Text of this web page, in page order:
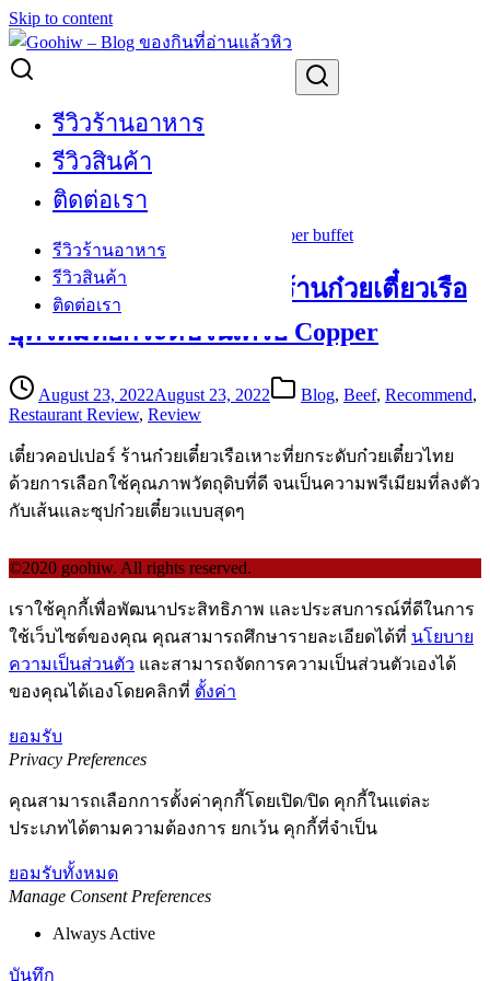
Skip to content
รีวิวร้านอาหาร
รีวิวสินค้า
ติดต่อเรา
รีวิวร้านอาหาร
รีวิวสินค้า
ติดต่อเรา
Search for:
ก๋วยเตี๋ยวเรือ
ก๋วยเตี๋ยวเรือ
[Review] เตี๋ยวคอปเปอร์ ร้านก๋วยเตี๋ยวเรือ
ยุคใหม่ที่ยกระดับในเครือ Copper
August 23, 2022August 23, 2022 Blog, Beef, Recommend,
Restaurant Review, Review
เตี๋ยวคอปเปอร์ ร้านก๋วยเตี๋ยวเรือเหาะที่ยกระดับก๋วยเตี๋ยวไทย
ด้วยการเลือกใช้คุณภาพวัตถุดิบที่ดี จนเป็นความพรีเมียมที่ลงตัว
กับเส้นและซุปก๋วยเตี๋ยวแบบสุดๆ
©2020 goohiw. All rights reserved.
เราใช้คุกกี้เพื่อพัฒนาประสิทธิภาพ และประสบการณ์ที่ดีในการ
ใช้เว็บไซต์ของคุณ คุณสามารถศึกษารายละเอียดได้ที่ นโยบาย
ความเป็นส่วนตัว และสามารถจัดการความเป็นส่วนตัวเองได้
ของคุณได้เองโดยคลิกที่ ตั้งค่า
ยอมรับ
Privacy Preferences
คุณสามารถเลือกการตั้งค่าคุกกี้โดยเปิด/ปิด คุกกี้ในแต่ละ
ประเภทได้ตามความต้องการ ยกเว้น คุกกี้ที่จำเป็น
ยอมรับทั้งหมด
Manage Consent Preferences
Always Active
บันทึก